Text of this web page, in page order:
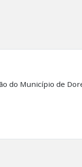
do Município de